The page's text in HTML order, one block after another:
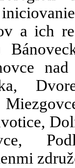
a ich
nad